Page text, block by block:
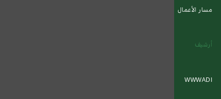
مسار الأعمال
أرشيف
WWWADI